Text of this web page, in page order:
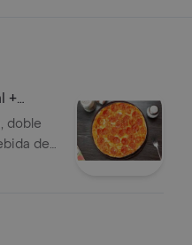
+
doble
de